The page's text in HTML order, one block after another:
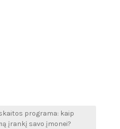
programa: kaip
įrankį savo įmonei?